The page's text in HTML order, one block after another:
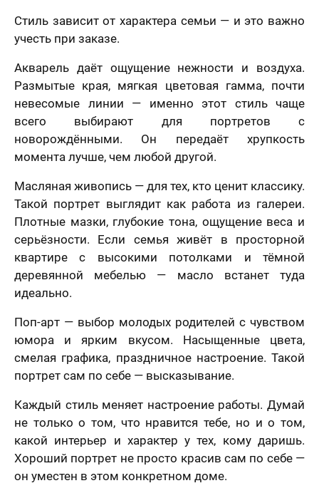
Стиль зависит от характера семьи — и это важно
учесть при заказе.
Акварель даёт ощущение нежности и воздуха.
Размытые края, мягкая цветовая гамма, почти
невесомые линии — именно этот стиль чаще
всего выбирают для портретов с
новорождёнными. Он передаёт хрупкость
момента лучше, чем любой другой.
Масляная живопись — для тех, кто ценит классику.
Такой портрет выглядит как работа из галереи.
Плотные мазки, глубокие тона, ощущение веса и
серьёзности. Если семья живёт в просторной
квартире с высокими потолками и тёмной
деревянной мебелью — масло встанет туда
идеально.
Поп-арт — выбор молодых родителей с чувством
юмора и ярким вкусом. Насыщенные цвета,
смелая графика, праздничное настроение. Такой
портрет сам по себе — высказывание.
Каждый стиль меняет настроение работы. Думай
не только о том, что нравится тебе, но и о том,
какой интерьер и характер у тех, кому даришь.
Хороший портрет не просто красив сам по себе —
он уместен в этом конкретном доме.
Вашего портрета
Ваше имя
5 шагов
К какому поводу выбираете
картину?
Ответьте на вопросы и узнайте стоимость
вашего портрета
Как
скоро
Вам
нужен
подарок?
Ответьте
на
вопросы
и
узнайте
стоимость
вашего
шаг!
контакты,
цену и
Вам в
15 минут.
на
отзыв
Ваш Отзыв